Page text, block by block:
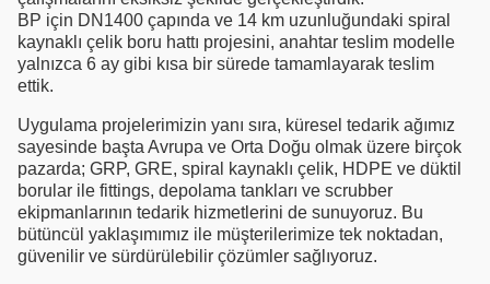
BP için DN1400 çapında ve 14 km uzunluğundaki spiral
kaynaklı çelik boru hattı projesini, anahtar teslim modelle
yalnızca 6 ay gibi kısa bir sürede tamamlayarak teslim
ettik.
Uygulama projelerimizin yanı sıra, küresel tedarik ağımız
sayesinde başta Avrupa ve Orta Doğu olmak üzere birçok
pazarda; GRP, GRE, spiral kaynaklı çelik, HDPE ve düktil
borular ile fittings, depolama tankları ve scrubber
ekipmanlarının tedarik hizmetlerini de sunuyoruz. Bu
bütüncül yaklaşımımız ile müşterilerimize tek noktadan,
güvenilir ve sürdürülebilir çözümler sağlıyoruz.